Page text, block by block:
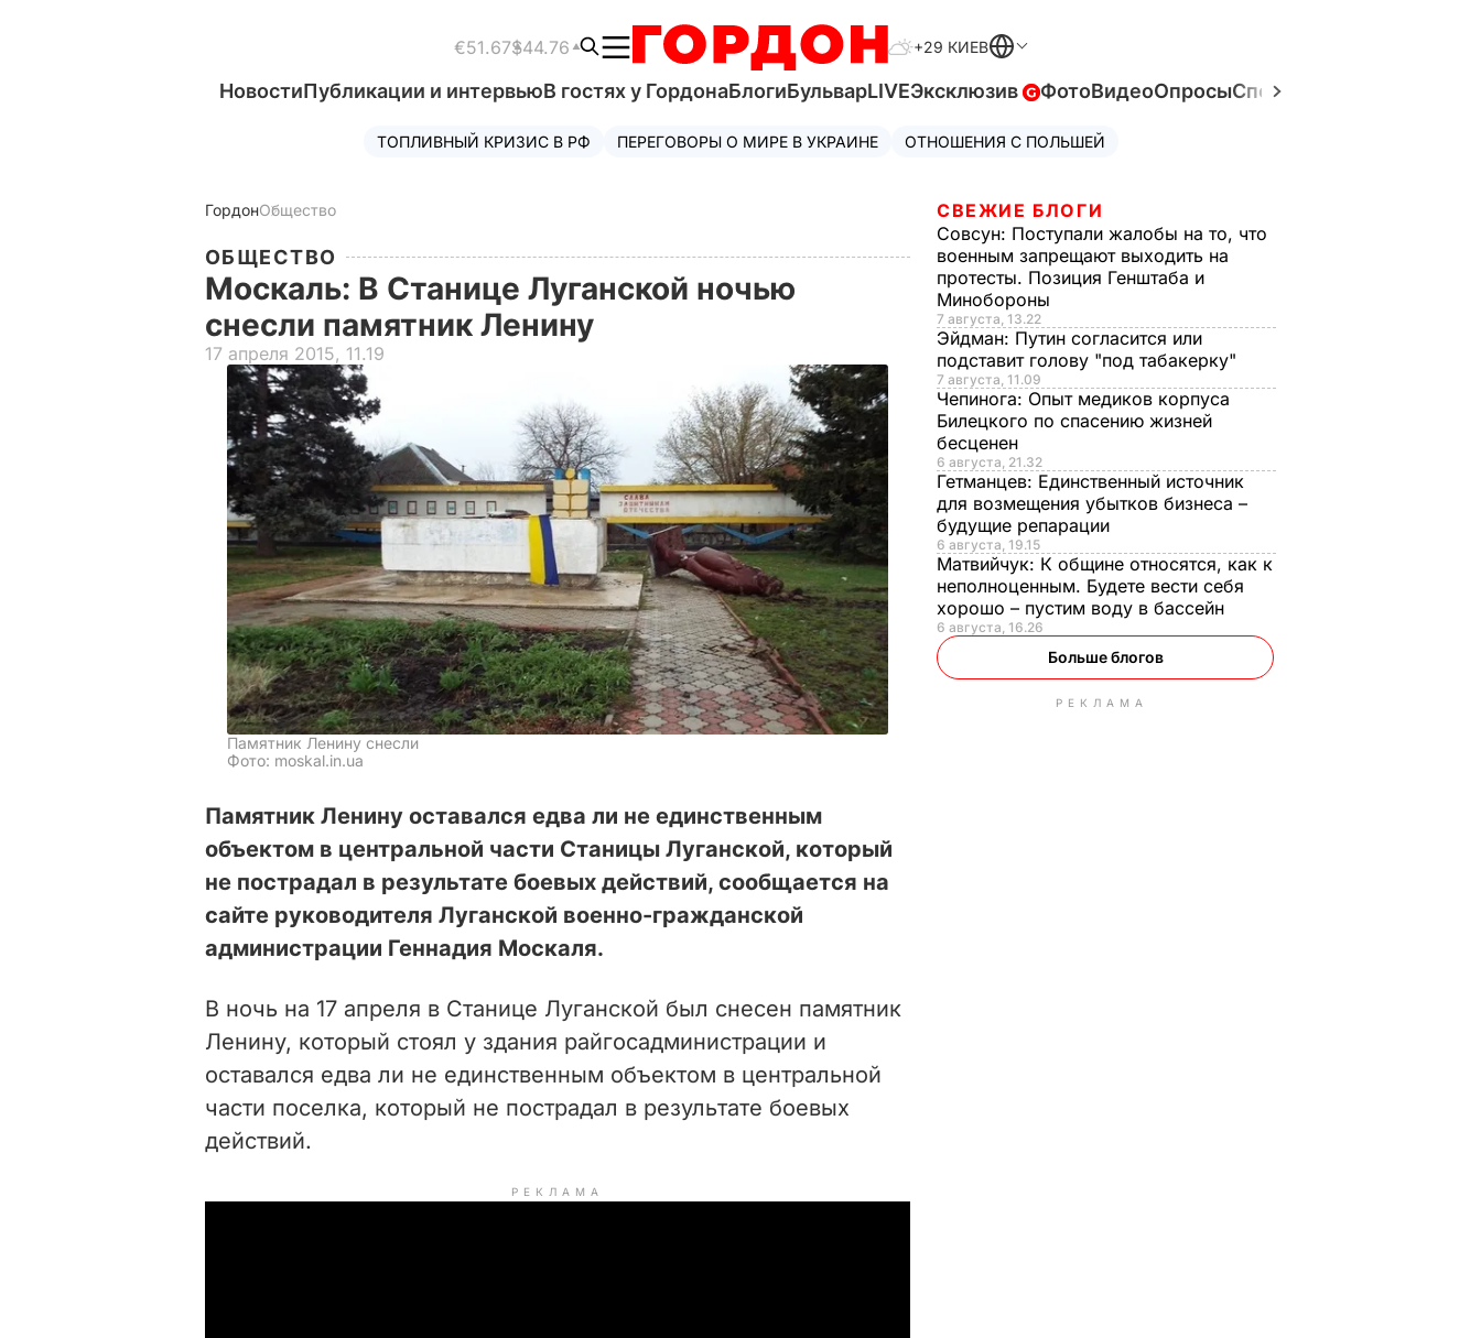
€51.67$44.76 +29 КИЕВ
НовостиПубликации и интервьюВ гостях у ГордонаБлогиБульварLIVEЭксклюзив ФотоВидеоОпросыСпецпроекты
ТОПЛИВНЫЙ КРИЗИС В РФ ПЕРЕГОВОРЫ О МИРЕ В УКРАИНЕ ОТНОШЕНИЯ С ПОЛЬШЕЙ
ГордонОбщество
ОБЩЕСТВО
Москаль: В Станице Луганской ночью
снесли памятник Ленину
17 апреля 2015, 11.19
Памятник Ленину снесли
Фото: moskal.in.ua
Памятник Ленину оставался едва ли не единственным
объектом в центральной части Станицы Луганской, который
не пострадал в результате боевых действий, сообщается на
сайте руководителя Луганской военно-гражданской
администрации Геннадия Москаля.
В ночь на 17 апреля в Станице Луганской был снесен памятник
Ленину, который стоял у здания райгосадминистрации и
оставался едва ли не единственным объектом в центральной
части поселка, который не пострадал в результате боевых
действий.
РЕКЛАМА
СВЕЖИЕ БЛОГИ
Совсун: Поступали жалобы на то, что
военным запрещают выходить на
протесты. Позиция Генштаба и
Минобороны
7 августа, 13.22
Эйдман: Путин согласится или
подставит голову "под табакерку"
7 августа, 11.09
Чепинога: Опыт медиков корпуса
Билецкого по спасению жизней
бесценен
6 августа, 21.32
Гетманцев: Единственный источник
для возмещения убытков бизнеса –
будущие репарации
6 августа, 19.15
Матвийчук: К общине относятся, как к
неполноценным. Будете вести себя
хорошо – пустим воду в бассейн
6 августа, 16.26
Больше блогов
РЕКЛАМА